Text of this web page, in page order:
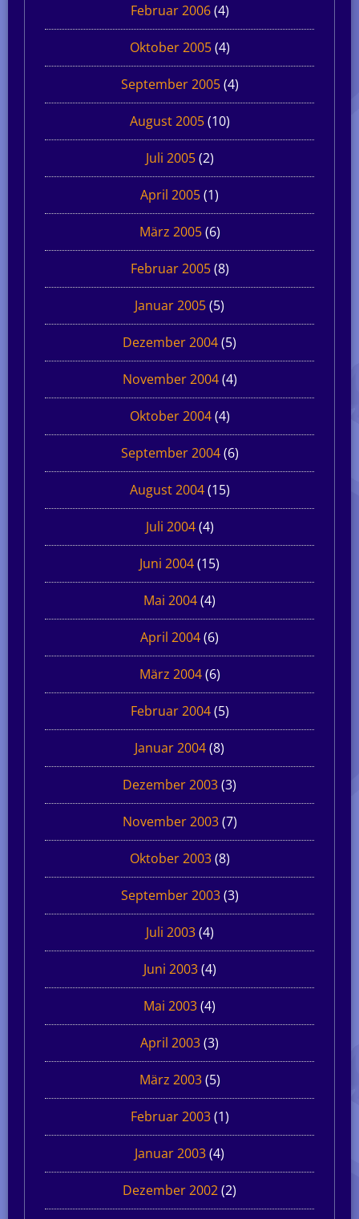
Februar 2006(4)
Oktober 2005(4)
September 2005(4)
August 2005(10)
Juli 2005(2)
April 2005(1)
März 2005(6)
Februar 2005(8)
Januar 2005(5)
Dezember 2004(5)
November 2004(4)
Oktober 2004(4)
September 2004(6)
August 2004(15)
Juli 2004(4)
Juni 2004(15)
Mai 2004(4)
April 2004(6)
März 2004(6)
Februar 2004(5)
Januar 2004(8)
Dezember 2003(3)
November 2003(7)
Oktober 2003(8)
September 2003(3)
Juli 2003(4)
Juni 2003(4)
Mai 2003(4)
April 2003(3)
März 2003(5)
Februar 2003(1)
Januar 2003(4)
Dezember 2002(2)